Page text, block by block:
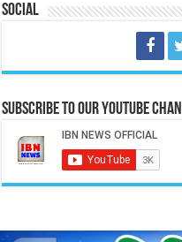
Social
Subscribe to our Youtube